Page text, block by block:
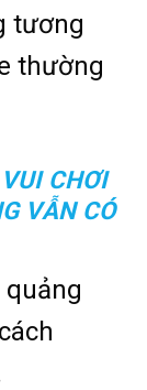
tương
thường
CHƠI
VẪN CÓ